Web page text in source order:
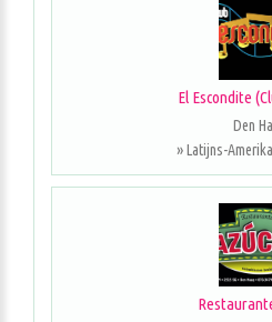
El Escondite
Den
» Latijns-